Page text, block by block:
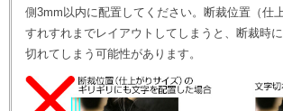
側3mm以内に配置してください。断裁位置（仕
すれすれまでレイアウトしてしまうと、断裁時
切れてしまう可能性があります。